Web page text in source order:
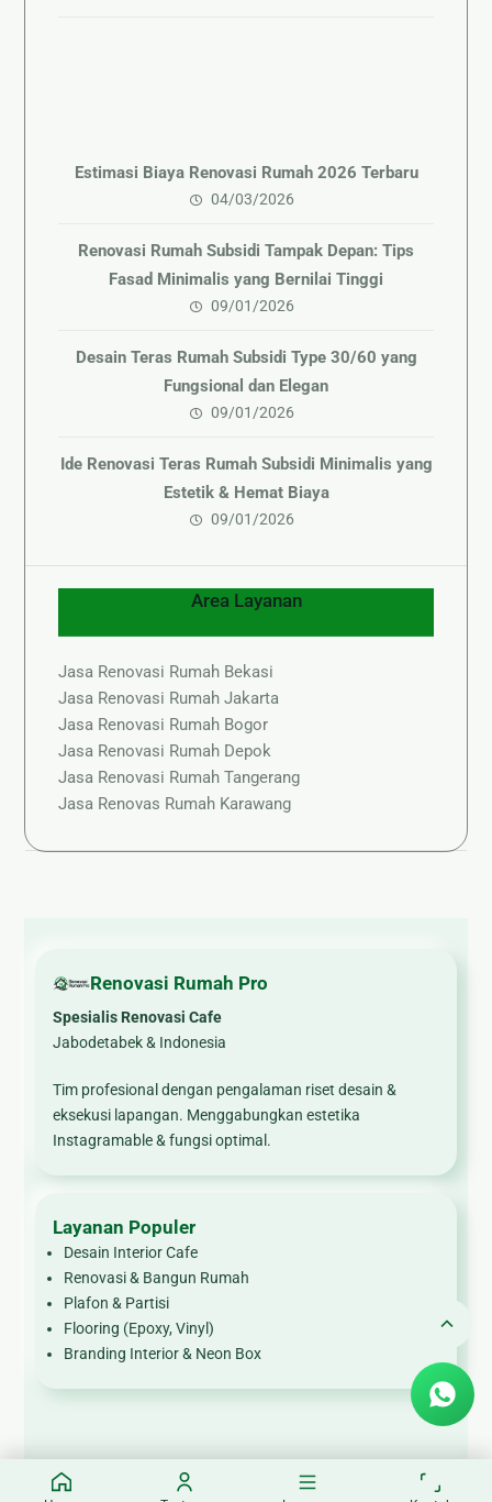
Estimasi Biaya Renovasi Rumah 2026 Terbaru
04/03/2026
Renovasi Rumah Subsidi Tampak Depan: Tips
Fasad Minimalis yang Bernilai Tinggi
09/01/2026
Desain Teras Rumah Subsidi Type 30/60 yang
Fungsional dan Elegan
09/01/2026
Ide Renovasi Teras Rumah Subsidi Minimalis yang
Estetik & Hemat Biaya
09/01/2026
Area Layanan
Jasa Renovasi Rumah Bekasi
Jasa Renovasi Rumah Jakarta
Jasa Renovasi Rumah Bogor
Jasa Renovasi Rumah Depok
Jasa Renovasi Rumah Tangerang
Jasa Renovas Rumah Karawang
Renovasi Rumah Pro
Spesialis Renovasi Cafe
Jabodetabek & Indonesia
Tim profesional dengan pengalaman riset desain &
eksekusi lapangan. Menggabungkan estetika
Instagramable & fungsi optimal.
Layanan Populer
Desain Interior Cafe
Renovasi & Bangun Rumah
Plafon & Partisi
Flooring (Epoxy, Vinyl)
Branding Interior & Neon Box